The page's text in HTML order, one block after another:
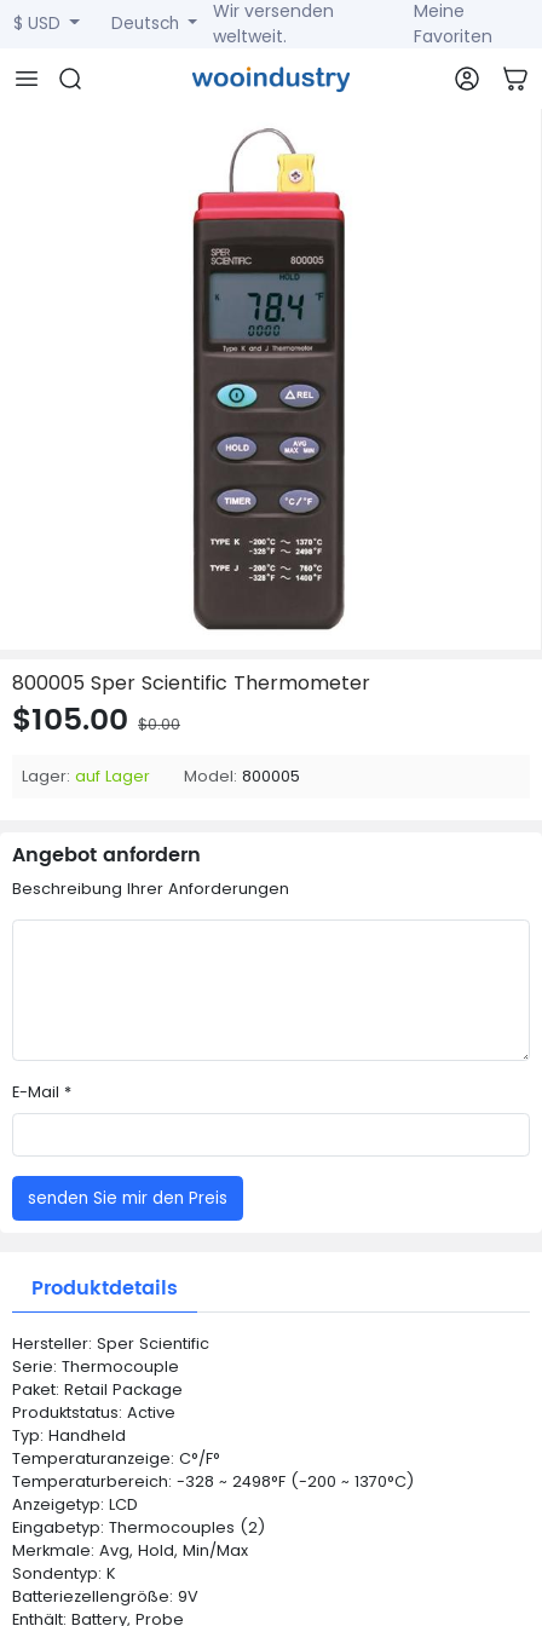
$ USD Deutsch
Wir versenden
weltweit.
Meine
Favoriten
800005 Sper Scientific Thermometer
$105.00 $0.00
Lager: auf Lager Model: 800005
Angebot anfordern
Beschreibung Ihrer Anforderungen
E-Mail *
senden Sie mir den Preis
Produktdetails
Hersteller: Sper Scientific
Serie: Thermocouple
Paket: Retail Package
Produktstatus: Active
Typ: Handheld
Temperaturanzeige: C°/F°
Temperaturbereich: -328 ~ 2498°F (-200 ~ 1370°C)
Anzeigetyp: LCD
Eingabetyp: Thermocouples (2)
Merkmale: Avg, Hold, Min/Max
Sondentyp: K
Batteriezellengröße: 9V
Enthält: Battery, Probe